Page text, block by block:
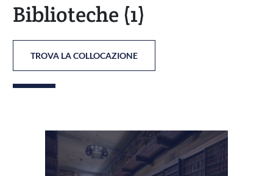
Biblioteche (1)
TROVA LA COLLOCAZIONE